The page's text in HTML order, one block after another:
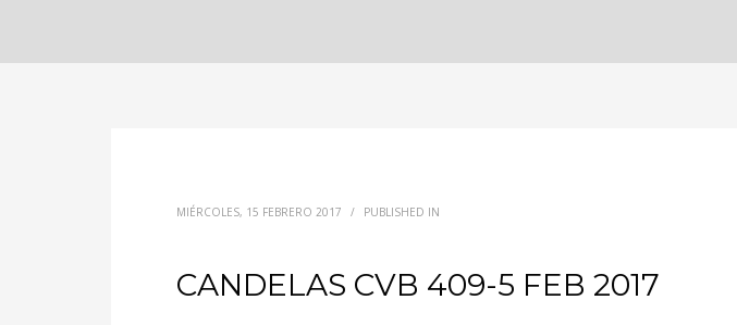
MIÉRCOLES, 15 FEBRERO 2017 / PUBLISHED IN
CANDELAS CVB 409-5 FEB 2017